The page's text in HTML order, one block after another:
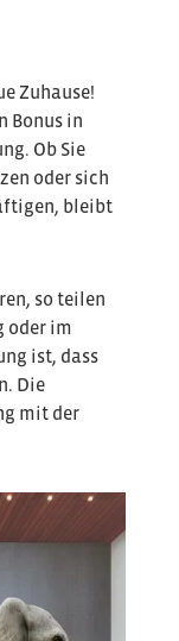
Zuhause!
Bonus in
Ob Sie
oder sich
bleibt
so teilen
oder im
ist, dass
Die
mit der